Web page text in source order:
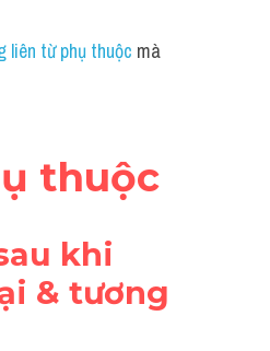
liên từ phụ thuộc mà
thuộc
khi
& tương